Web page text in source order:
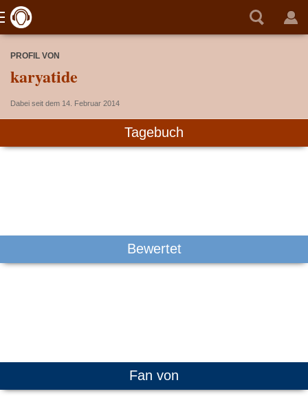
PROFIL VON
karyatide
Dabei seit dem 14. Februar 2014
Tagebuch
Bewertet
Fan von